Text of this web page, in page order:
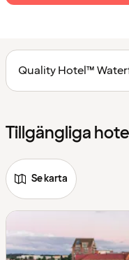
Quality Hotel™
Tillgängliga
Se karta